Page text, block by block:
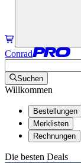
Conrad
Suchen
Willkommen
Bestellungen
Merklisten
Rechnungen
Die besten Deals